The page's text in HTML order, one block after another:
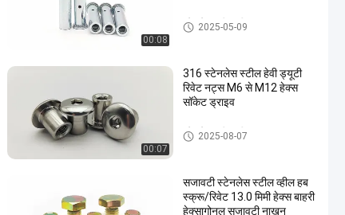
00:08
स्टेनलेस स्टील कीलक
2025-05-09
00:07
316 स्टेनलेस स्टील हेवी ड्यूटी
रिवेट नट्स M6 से M12 हेक्स
सॉकेट ड्राइव
स्टेनलेस स्टील कीलक
2025-08-07
सजावटी स्टेनलेस स्टील व्हील हब
स्क्रू/रिवेट 13.0 मिमी हेक्स बाहरी
हेक्सागोनल सजावटी नाखून